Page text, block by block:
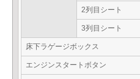
2列目シート
3列目シート
床下ラゲージボックス
エンジンスタートボタン